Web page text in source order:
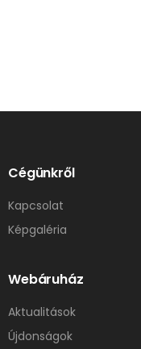
Cégünkről
Kapcsolat
Képgaléria
Webáruház
Aktualitások
Újdonságok